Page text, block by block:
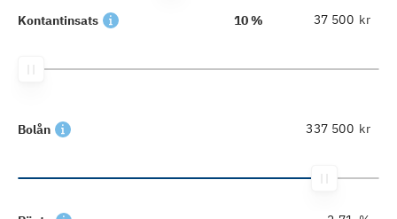
Kontantinsats 10 % kr
Bolån kr